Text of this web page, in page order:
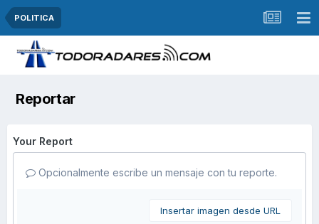
POLITICA
Reportar
Your Report
Opcionalmente escribe un mensaje con tu reporte.
Insertar imagen desde URL